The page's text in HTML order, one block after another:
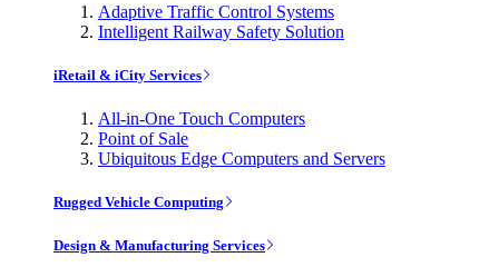
Adaptive Traffic Control Systems
Intelligent Railway Safety Solution
iRetail & iCity Services
All-in-One Touch Computers
Point of Sale
Ubiquitous Edge Computers and Servers
Rugged Vehicle Computing
Design & Manufacturing Services